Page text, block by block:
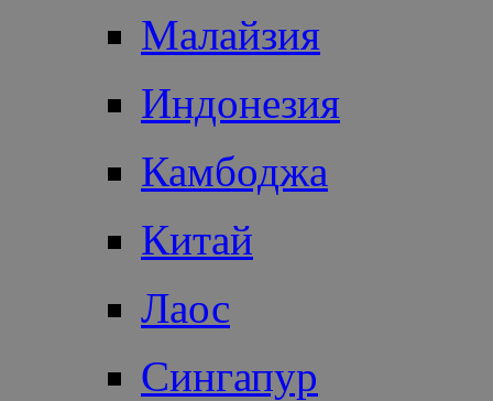
Малайзия
Индонезия
Камбоджа
Китай
Лаос
Сингапур